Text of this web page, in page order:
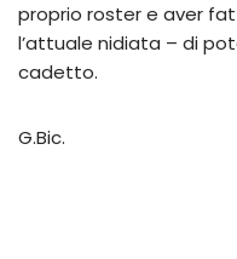
proprio roster e aver
l’attuale nidiata – di
cadetto.
G.Bic.